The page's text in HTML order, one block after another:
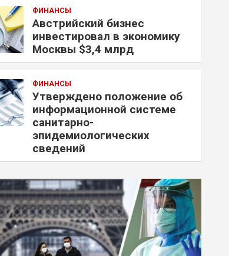
ФИНАНСЫ
Австрийский бизнес
инвестировал в экономику
Москвы $3,4 млрд
ФИНАНСЫ
Утверждено положение об
информационной системе
санитарно-
эпидемиологических
сведений